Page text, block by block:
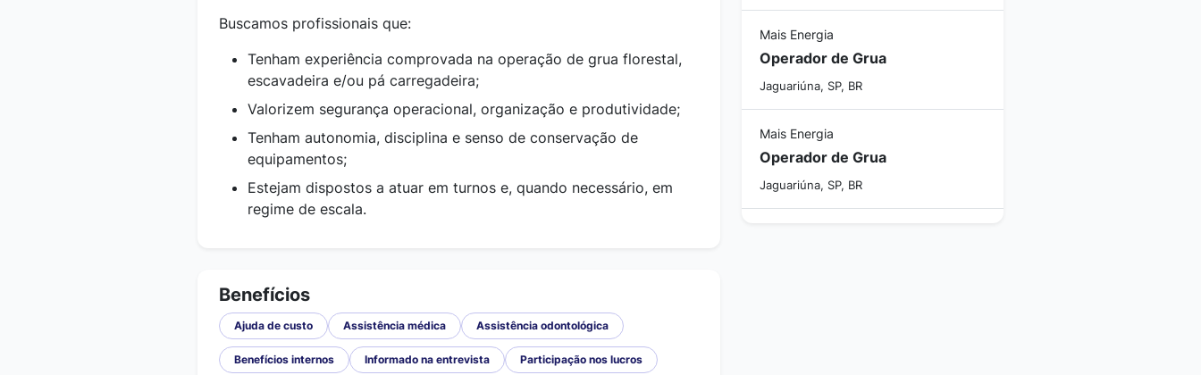
Buscamos profissionais que:
Tenham experiência comprovada na operação de grua florestal,
escavadeira e/ou pá carregadeira;
Valorizem segurança operacional, organização e produtividade;
Tenham autonomia, disciplina e senso de conservação de
equipamentos;
Estejam dispostos a atuar em turnos e, quando necessário, em
regime de escala.
Benefícios
Ajuda de custo Assistência médica Assistência odontológica
Benefícios internos Informado na entrevista Participação nos lucros
Mais Energia
Operador de Grua
Jaguariúna, SP, BR
Mais Energia
Operador de Grua
Jaguariúna, SP, BR